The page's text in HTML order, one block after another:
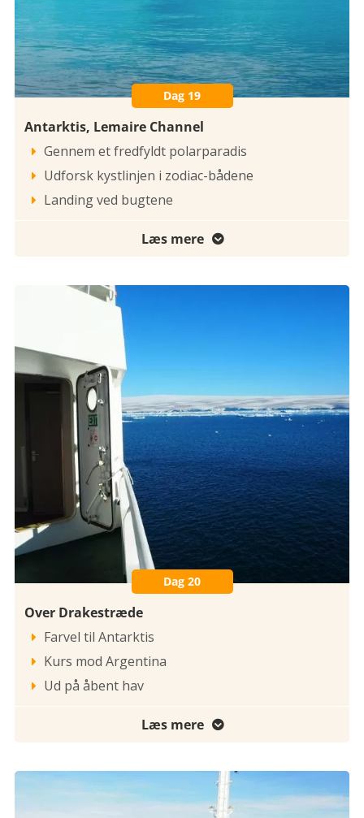
Dag 19
Antarktis, Lemaire Channel
 Gennem et fredfyldt polarparadis
 Udforsk kystlinjen i zodiac-bådene
 Landing ved bugtene
Læs mere 
Dag 20
Over Drakestræde
 Farvel til Antarktis
 Kurs mod Argentina
 Ud på åbent hav
Læs mere 